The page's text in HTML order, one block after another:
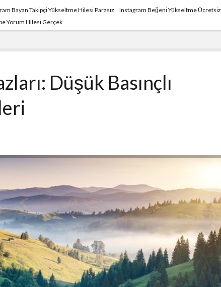
Bayan Takipçi Yükseltme Hilesi Parasız Instagram Beğeni Yükseltme Ücretsiz
Yorum Hilesi Gerçek
Düşük Basınçlı